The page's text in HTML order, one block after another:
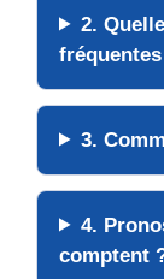
2.
3.
4.
comptent